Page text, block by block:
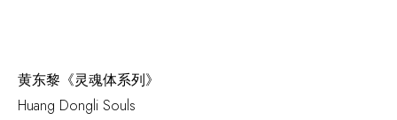
黄东黎《灵魂体系列》
Huang Dongli Souls